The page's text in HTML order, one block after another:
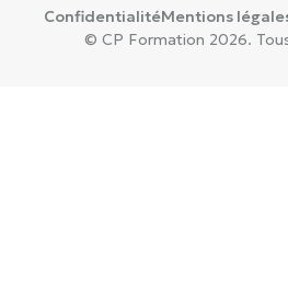
© CP Formation 2026.
ConfidentialitéMentions